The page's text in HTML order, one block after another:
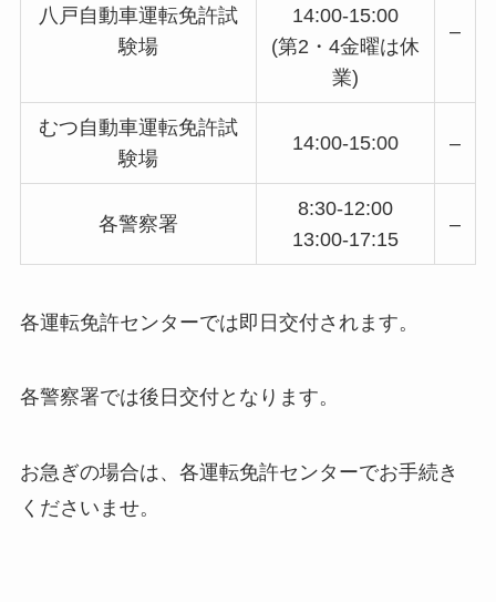
八戸自動車運転免許試
験場
14:00-15:00
(第2・4金曜は休
業)
–
むつ自動車運転免許試
験場
14:00-15:00 –
各警察署
8:30-12:00
13:00-17:15
–
各運転免許センターでは即日交付されます。
各警察署では後日交付となります。
お急ぎの場合は、各運転免許センターでお手続き
くださいませ。